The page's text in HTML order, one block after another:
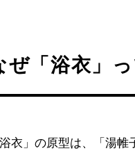
ぜ「浴衣」
浴衣」の原型は、「湯